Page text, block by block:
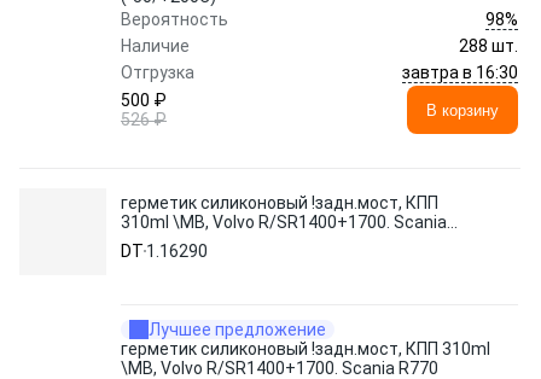
Вероятность
98%
Наличие
288 шт.
Отгрузка
завтра в 16:30
500 ₽
526 ₽
В корзину
герметик силиконовый !задн.мост, КПП
310ml \MB, Volvo R/SR1400+1700. Scania
R770
DT 1.16290
Лучшее предложение
герметик силиконовый !задн.мост, КПП 310ml
\MB, Volvo R/SR1400+1700. Scania R770